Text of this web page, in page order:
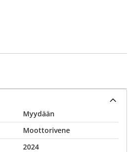
Myydään
Moottorivene
2024